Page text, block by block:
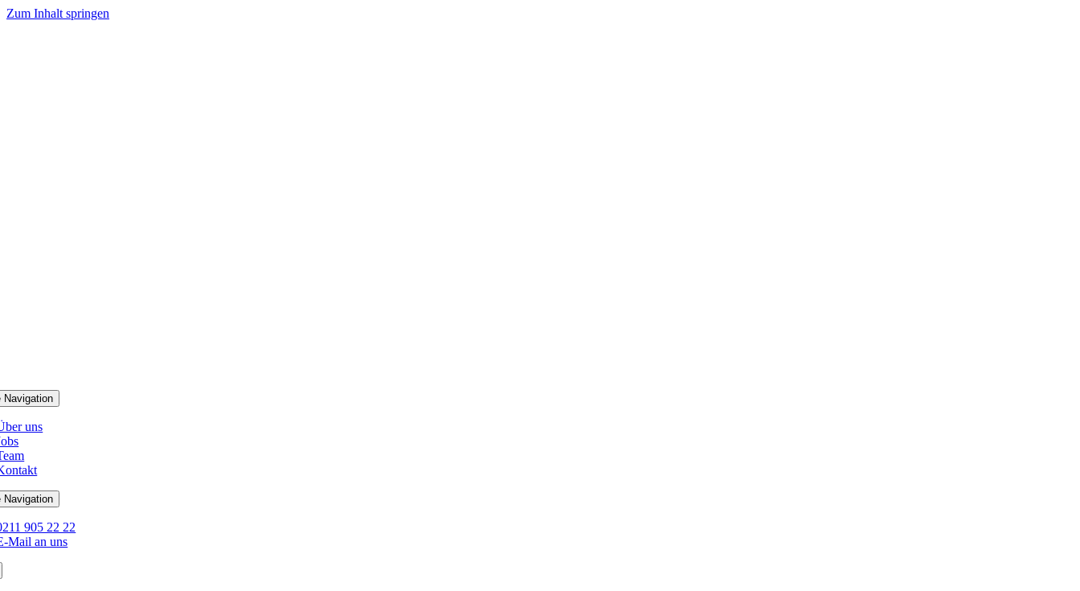
Zum Inhalt springen
Navigation
uns
Navigation
905 22 22
Mail an uns